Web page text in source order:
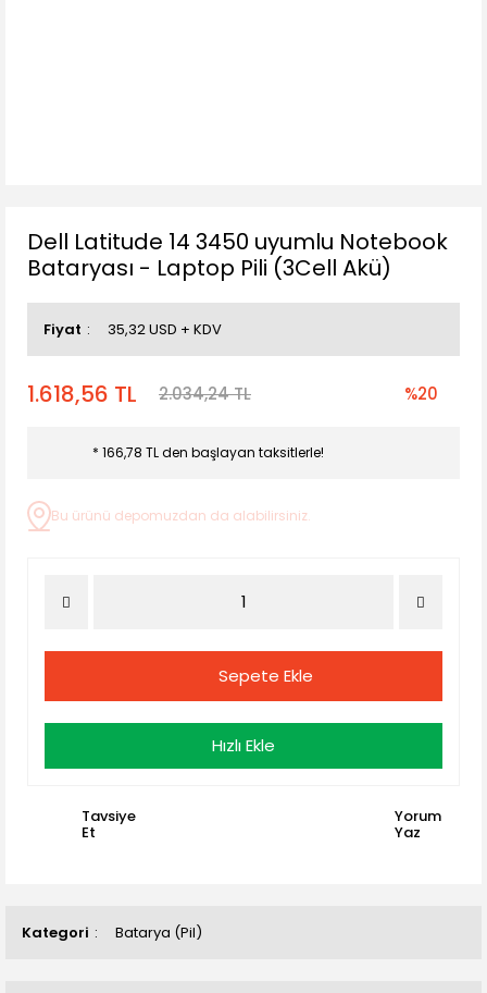
Kategori Batarya (Pil)
Dell Latitude 14 3450 uyumlu Notebook
Bataryası - Laptop Pili (3Cell Akü)
Fiyat 35,32 USD + KDV
1.618,56 TL 2.034,24 TL %20
* 166,78 TL den başlayan taksitlerle!
Bu ürünü depomuzdan da alabilirsiniz.
Sepete Ekle
Hızlı Ekle
Tavsiye
Et
Yorum
Yaz